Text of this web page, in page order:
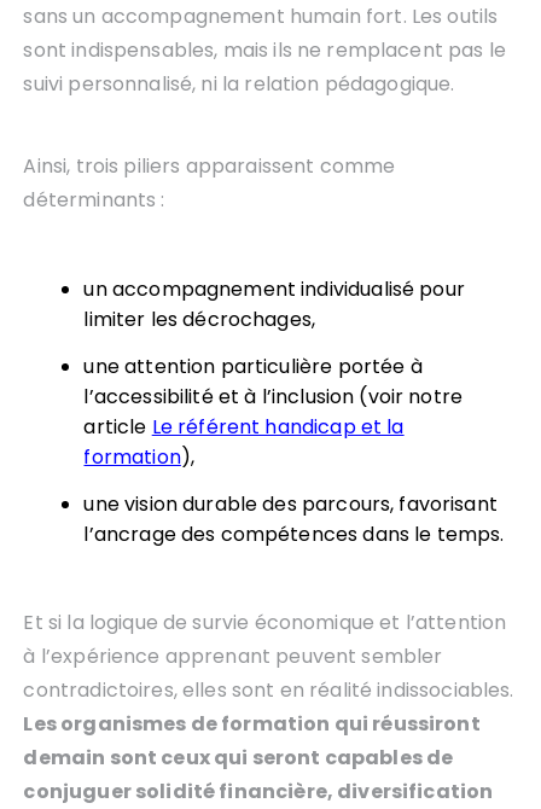
sans un accompagnement humain fort. Les outils
sont indispensables, mais ils ne remplacent pas le
suivi personnalisé, ni la relation pédagogique.
Ainsi, trois piliers apparaissent comme
déterminants :
un accompagnement individualisé pour
limiter les décrochages,
une attention particulière portée à
l’accessibilité et à l’inclusion (voir notre
article Le référent handicap et la
formation),
une vision durable des parcours, favorisant
l’ancrage des compétences dans le temps.
Et si la logique de survie économique et l’attention
à l’expérience apprenant peuvent sembler
contradictoires, elles sont en réalité indissociables.
Les organismes de formation qui réussiront
demain sont ceux qui seront capables de
conjuguer solidité financière, diversification